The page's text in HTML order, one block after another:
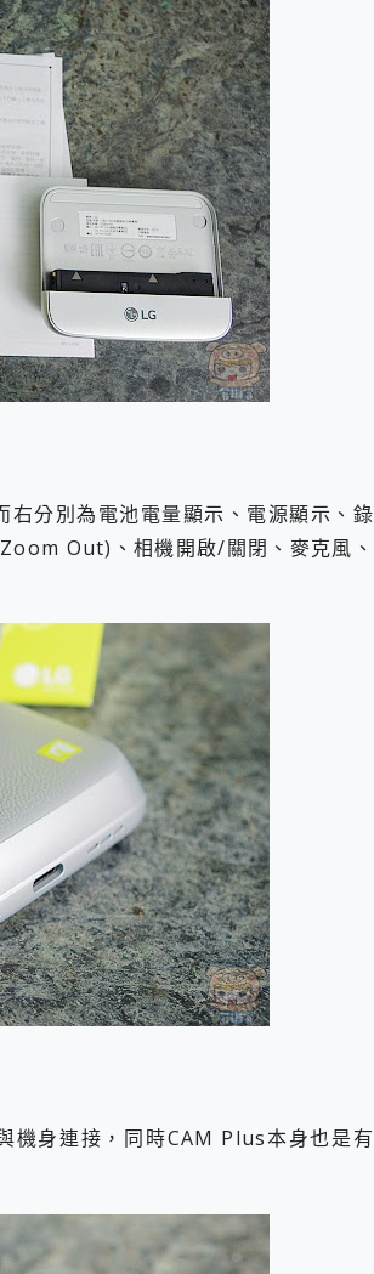
分別為電池電量顯示、電源顯示、錄
Out)、相機開啟/關閉、麥克風、
機身連接，同時CAM Plus本身也是有